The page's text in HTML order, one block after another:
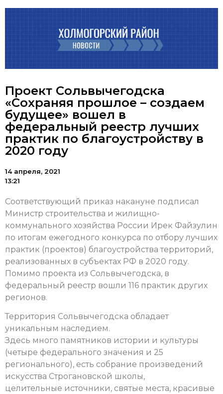
Проект Сольвычегодска
«Сохраняя прошлое – создаем
будущее» вошел в
федеральный реестр лучших
практик по благоустройству в
2020 году
14 апреля, 2021
13:21
Соответствующий приказ накануне подписал
Министр строительства и жилищно-
коммунального хозяйства России Ирек Файзулин
по итогам ежегодного конкурса по отбору лучших
практик (проектов) благоустройства территорий,
реализованных в субъектах РФ в 2020 году.
Помимо проекта из Сольвычегодска, в
федеральный реестр вошли 116 практик других
регионов.
Территория Сольвычегодска обладает
уникальным наследием.
Здесь много памятников истории и культуры
(четыре федерального значения и 25
регионального), есть собрание произведений
искусства Строгановской школы,
целительные источники, святые места, красивые